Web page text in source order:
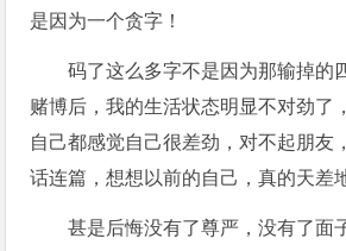
是因为一个贪字！
码了这么多字不是因为那输掉的
赌博后，我的生活状态明显不对劲了
自己都感觉自己很差劲，对不起朋友
话连篇，想想以前的自己，真的天差
甚是后悔没有了尊严，没有了面